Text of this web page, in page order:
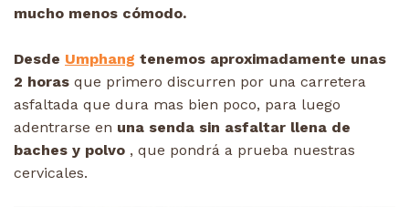
mucho menos cómodo.
Desde Umphang tenemos aproximadamente unas
2 horas que primero discurren por una carretera
asfaltada que dura mas bien poco, para luego
adentrarse en una senda sin asfaltar llena de
baches y polvo , que pondrá a prueba nuestras
cervicales.